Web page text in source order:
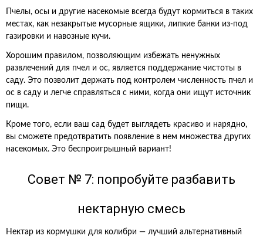
Пчелы, осы и другие насекомые всегда будут кормиться в таких
местах, как незакрытые мусорные ящики, липкие банки из-под
газировки и навозные кучи.
Хорошим правилом, позволяющим избежать ненужных
развлечений для пчел и ос, является поддержание чистоты в
саду. Это позволит держать под контролем численность пчел и
ос в саду и легче справляться с ними, когда они ищут источник
пищи.
Кроме того, если ваш сад будет выглядеть красиво и нарядно,
вы сможете предотвратить появление в нем множества других
насекомых. Это беспроигрышный вариант!
Совет № 7: попробуйте разбавить
нектарную смесь
Нектар из кормушки для колибри — лучший альтернативный